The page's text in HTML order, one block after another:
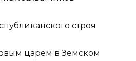
строя
царём в Земском